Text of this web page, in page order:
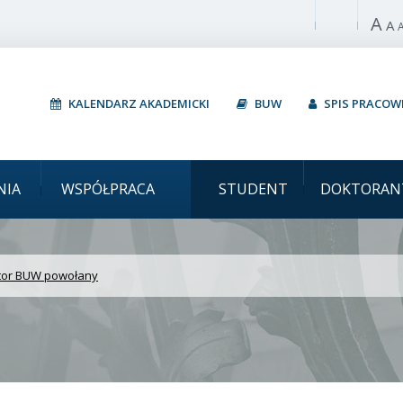
Włącz A A
KALENDARZ AKADEMICKI BUW SPIS
WSPÓŁPRACA STUDENT
Warszawski
BUW powołany